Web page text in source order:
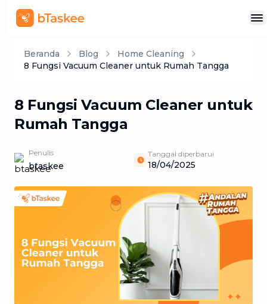
Beranda Blog
Home Cleaning
8 Fungsi Vacuum Cleaner untuk Rumah Tangga
8 Fungsi Vacuum Cleaner untuk
Rumah Tangga
Penulis
btaskee
Tanggal diperbarui
18/04/2025